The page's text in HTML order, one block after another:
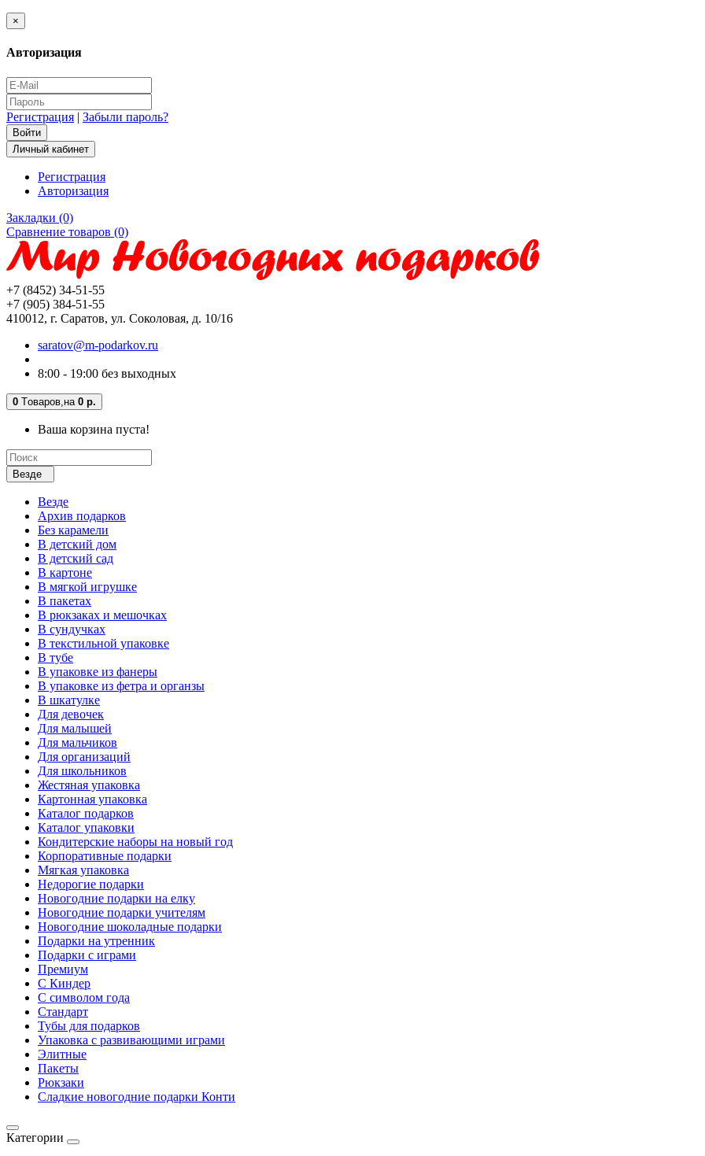
×
Авторизация
Регистрация | Забыли пароль?
Личный кабинет
Регистрация
Авторизация
Закладки (0)
Сравнение товаров (0)
+7 (8452) 34-51-55
+7 (905) 384-51-55
410012, г. Саратов, ул. Соколовая, д. 10/16
saratov@m-podarkov.ru
8:00 - 19:00 без выходных
0 Tоваров, на 0 р.
Ваша корзина пуста!
Везде
Везде
Архив подарков
Без карамели
В детский дом
В детский сад
В картоне
В мягкой игрушке
В пакетах
В рюкзаках и мешочках
В сундучках
В текстильной упаковке
В тубе
В упаковке из фанеры
В упаковке из фетра и органзы
В шкатулке
Для девочек
Для малышей
Для мальчиков
Для организаций
Для школьников
Жестяная упаковка
Картонная упаковка
Каталог подарков
Каталог упаковки
Кондитерские наборы на новый год
Корпоративные подарки
Мягкая упаковка
Недорогие подарки
Новогодние подарки на елку
Новогодние подарки учителям
Новогодние шоколадные подарки
Подарки на утренник
Подарки с играми
Премиум
С Киндер
С символом года
Стандарт
Тубы для подарков
Упаковка с развивающими играми
Элитные
Пакеты
Рюкзаки
Сладкие новогодние подарки Конти
Категории